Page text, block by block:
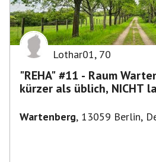
Lothar01, 70
"REHA" #11 - Raum
kürzer als üblich, NICHT
Wartenberg, 13059 Berlin,